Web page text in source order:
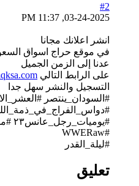
#2
03-24-2025, 11:37 PM
انشر اعلانك مجانا
في موقع حراج اسواق
عدنا إلى الزمن الجميل
على الرابط التالي
التسجيل والنشر سهل جدا
#السودان_ينتصر
#WWERaw
#ليلة_القدر​
تعليق